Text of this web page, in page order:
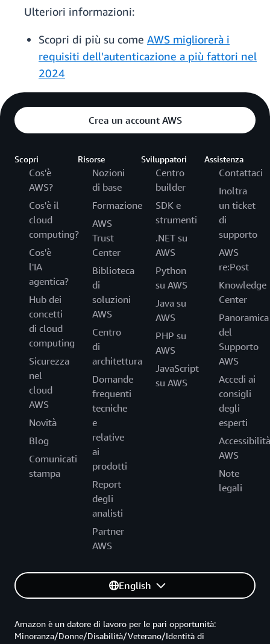
Ulteriori informazioni:
Scopri di più su come AWS migliorerà i
requisiti dell'autenticazione a più fattori nel
2024
Crea un account AWS
Scopri
Cos'è
AWS?
Cos'è il
cloud
computing?
Cos'è
l'IA
agentica?
Hub dei
concetti
di cloud
computing
Sicurezza
nel
cloud
AWS
Novità
Blog
Comunicati
stampa
Risorse
Nozioni
di base
Formazione
AWS
Trust
Center
Biblioteca
di
soluzioni
AWS
Centro
di
architettura
Domande
frequenti
tecniche
e
relative
ai
prodotti
Report
degli
analisti
Partner
AWS
Sviluppatori
Centro
builder
SDK e
strumenti
.NET su
AWS
Python
su AWS
Java su
AWS
PHP su
AWS
JavaScript
su AWS
Assistenza
Contattaci
Inoltra
un ticket
di
supporto
AWS
re:Post
Knowledge
Center
Panoramica
del
Supporto
AWS
Accedi ai
consigli
degli
esperti
Accessibilità
AWS
Note
legali
English
Amazon è un datore di lavoro per le pari opportunità:
Minoranza/Donne/Disabilità/Veterano/Identità di